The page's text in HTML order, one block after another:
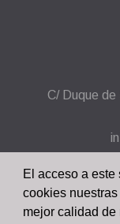
C/ Duque
El acceso a
cookies
mejor calidad de